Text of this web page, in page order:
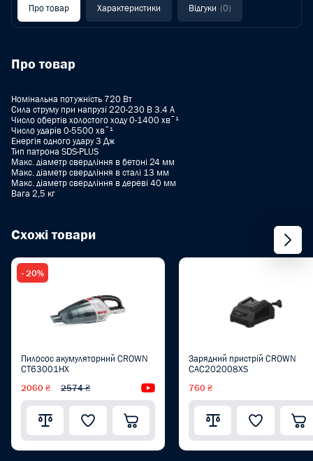
Про товар Характеристики Відгуки (0)
Про товар
Номінальна потужність 720 Вт
Сила струму при напрузі 220-230 В 3.4 A
Число обертів холостого ходу 0-1400 хвˉ¹
Число ударів 0-5500 хвˉ¹
Енергія одного удару 3 Дж
Тип патрона SDS-PLUS
Макс. діаметр свердління в бетоні 24 мм
Макс. діаметр свердління в сталі 13 мм
Макс. діаметр свердління в дереві 40 мм
Вага 2,5 кг
Схожі товари
- 20%
Пилосос акумуляторний CROWN
CT63001HX
2060 ₴ 2574 ₴ Відеоогляд
Зарядний пристрій CROWN
CAC202008XS
760 ₴